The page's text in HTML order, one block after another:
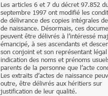
Les articles 6 et 7 du décret 97.852
septembre 1997 ont modifié les
de délivrance des copies intégrales
de naissance. Désormais, ces
peuvent être délivrés à l’intéressé
émancipé, à ses ascendants et
son conjoint et son représentant
indication des noms et prénoms
parents de la personne que l’acte
Les extraits d’actes de naissance
outre, être délivrés aux héritiers sur
justification de leur qualité.